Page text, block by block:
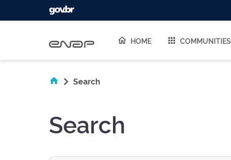
HOME COMMUNITIES
Search
Search